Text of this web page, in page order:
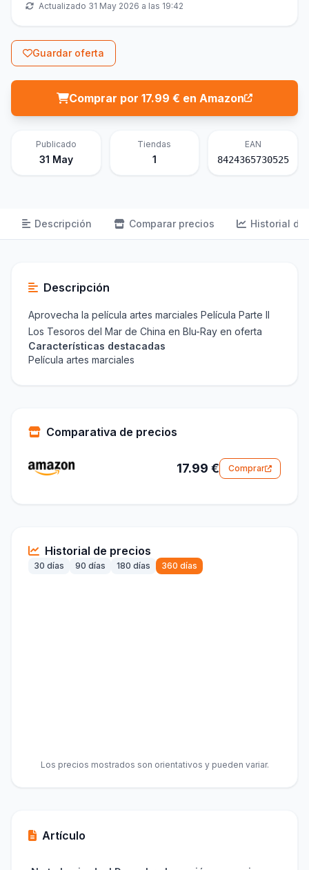
Actualizado 31 May 2026 a las 19:42
Guardar oferta
Comprar por 17.99 € en Amazon
Publicado
31 May
Tiendas
1
EAN
8424365730525
Descripción Comparar precios Historial de
Descripción
Aprovecha la película artes marciales Película Parte II
Los Tesoros del Mar de China en Blu-Ray en oferta
Características destacadas
Película artes marciales
Comparativa de precios
17.99 € Comprar
Historial de precios
30 días 90 días 180 días 360 días
Los precios mostrados son orientativos y pueden variar.
Artículo